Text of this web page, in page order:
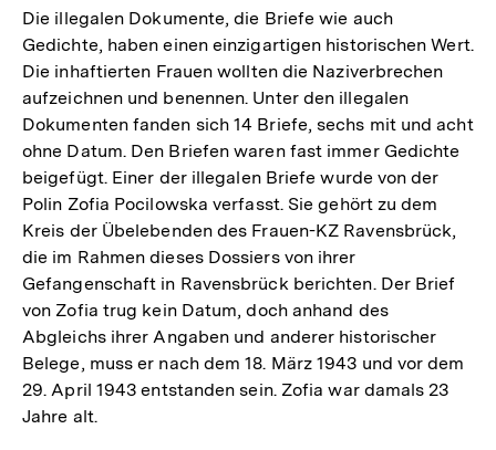
Die illegalen Dokumente, die Briefe wie auch
Gedichte, haben einen einzigartigen historischen Wert.
Die inhaftierten Frauen wollten die Naziverbrechen
aufzeichnen und benennen. Unter den illegalen
Dokumenten fanden sich 14 Briefe, sechs mit und acht
ohne Datum. Den Briefen waren fast immer Gedichte
beigefügt. Einer der illegalen Briefe wurde von der
Polin Zofia Pocilowska verfasst. Sie gehört zu dem
Kreis der Übelebenden des Frauen-KZ Ravensbrück,
die im Rahmen dieses Dossiers von ihrer
Gefangenschaft in Ravensbrück berichten. Der Brief
von Zofia trug kein Datum, doch anhand des
Abgleichs ihrer Angaben und anderer historischer
Belege, muss er nach dem 18. März 1943 und vor dem
29. April 1943 entstanden sein. Zofia war damals 23
Jahre alt.